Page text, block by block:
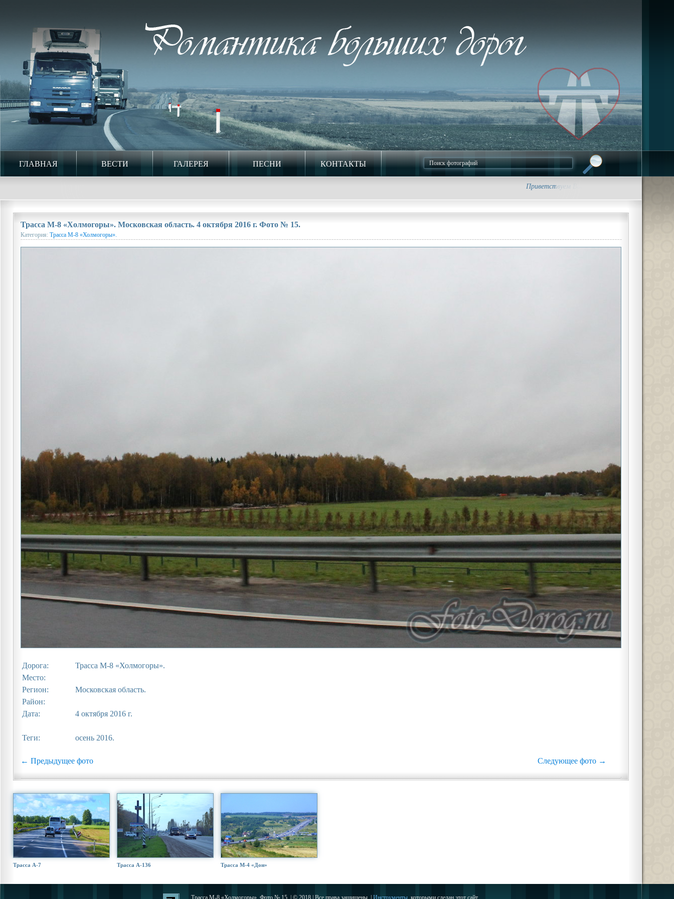
ГЛАВНАЯ ВЕСТИ ГАЛЕРЕЯ ПЕСНИ КОНТАКТЫ
Приветствуем Вас на сайте foto-dorog.ru. •
Трасса М-8 «Холмогоры». Московская область. 4 октября 2016 г. Фото № 15.
Категория: Трасса М-8 «Холмогоры».
Дорога:
Трасса М-8 «Холмогоры».
Место:
Регион:
Московская область.
Район:
Дата:
4 октября 2016 г.
Теги: осень 2016.
← Предыдущее фото Следующее фото →
Трасса А-7 Трасса А-136 Трасса М-4 «Дон»
Трасса М-8 «Холмогоры». Фото № 15. | © 2018 | Все права защищены. | Инструменты , которыми сделан этот сайт.